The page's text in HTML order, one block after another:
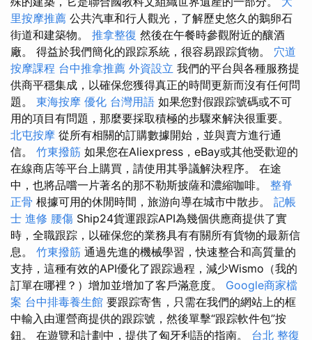
里按摩推薦 公共汽車和行人觀光，了解歷史悠久的鵝卵石
街道和建築物。 推拿整復 然後在午餐時參觀附近的釀酒
廠。 得益於我們簡化的跟踪系統，很容易跟踪貨物。 穴道
按摩課程 台中推拿推薦 外資設立 我們的平台與各種服務提
供商平穩集成，以確保您獲得真正的時間更新而沒有任何問
題。 東海按摩 優化 台灣用語 如果您對假跟踪號碼或不可
用的項目有問題，那麼要採取積極的步驟來解決很重要。
北屯按摩 從所有相關的訂購數據開始，並與賣方進行通
信。 竹東撥筋 如果您在Aliexpress，eBay或其他受歡迎的
在線商店等平台上購買，請使用其爭議解決程序。 在途
中，也將品嚐一片著名的那不勒斯披薩和濃縮咖啡。 整脊
正骨 根據可用的休閒時間，旅游向導在城市中散步。 記帳
士 進修 腰傷 Ship24貨運跟踪API為幾個供應商提供了實
時，全職跟踪，以確保您的業務具有有關所有貨物的最新信
息。 竹東撥筋 通過先進的機械學習，快速整合和高質量的
支持，這種有效的API優化了跟踪過程，減少Wismo（我的
訂單在哪裡？）增加並增加了客戶滿意度。 Google商家檔
案 台中排毒養生館 要跟踪寄售，只需在我們的網站上的框
中輸入由運營商提供的跟踪號，然後單擊“跟踪軟件包”按
鈕。 在遊覽和計劃中，提供了匈牙利語的指南。 台北 整復